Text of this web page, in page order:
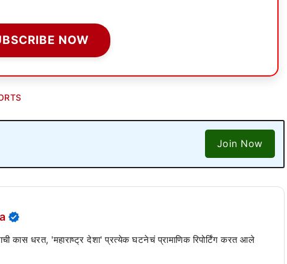
NOW
Join Now
कास धरत, 'महाराष्ट्र देशा' प्रत्येक घटनेचं प्रामाणिक रिपोर्टिंग करत आले